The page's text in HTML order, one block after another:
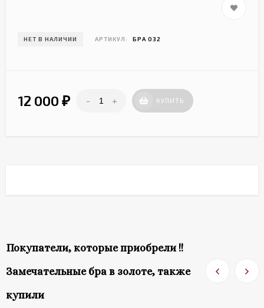
НЕТ В НАЛИЧИИ АРТИКУЛ: БРА 032
12 000 ₽ - + КУПИТЬ
Покупатели, которые приобрели !!
Замечательные бра в золоте, также
купили